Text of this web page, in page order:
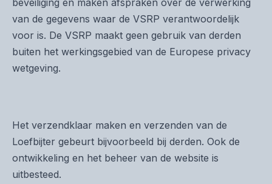
beveiliging en maken afspraken over de verwerking
van de gegevens waar de VSRP verantwoordelijk
voor is. De VSRP maakt geen gebruik van derden
buiten het werkingsgebied van de Europese privacy
wetgeving.
Het verzendklaar maken en verzenden van de
Loefbijter gebeurt bijvoorbeeld bij derden. Ook de
ontwikkeling en het beheer van de website is
uitbesteed.